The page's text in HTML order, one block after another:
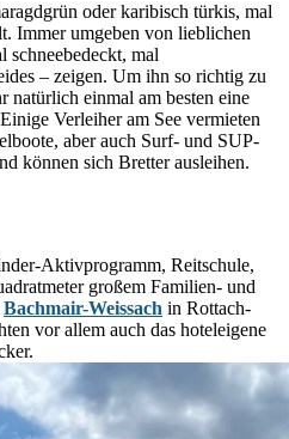
oder karibisch türkis, mal
Immer umgeben von lieblichen
schneebedeckt, mal
– zeigen. Um ihn so richtig zu
natürlich einmal am besten eine
Verleiher am See vermieten
aber auch Surf- und SUP-
können sich Bretter ausleihen.
Aktivprogramm, Reitschule,
großem Familien- und
Bachmair-Weissach in Rottach-
vor allem auch das hoteleigene